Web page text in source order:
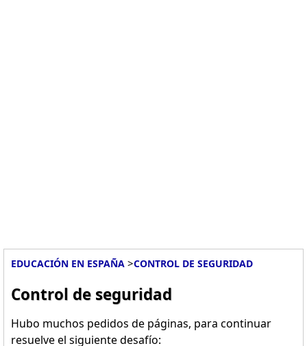
EDUCACIÓN EN ESPAÑA >CONTROL DE SEGURIDAD
Control de seguridad
Hubo muchos pedidos de páginas, para continuar
resuelve el siguiente desafío: